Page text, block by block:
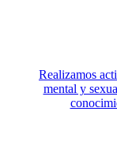
Realizamos
mental y